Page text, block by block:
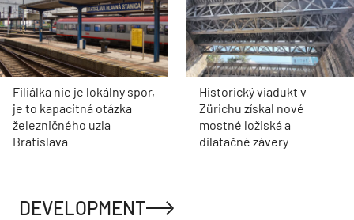
Filiálka nie je lokálny spor,
je to kapacitná otázka
železničného uzla
Bratislava
Historický viadukt v
Zürichu získal nové
mostné ložiská a
dilatačné závery
DEVELOPMENT